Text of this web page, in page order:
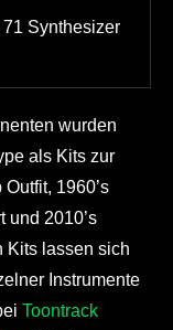
Synthesizer
wurden
als Kits zur
1960’s
und 2010’s
Kits lassen sich
Instrumente
Toontrack